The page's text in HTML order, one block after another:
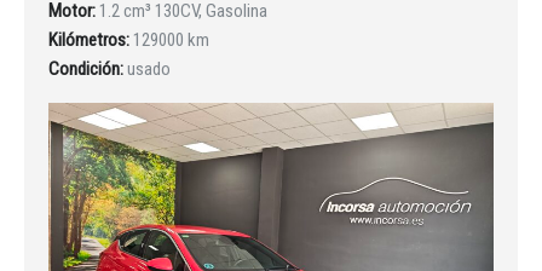
Iniciar sesión
Motor: 1.2 cm³ 130CV, Gasolina
Kilómetros: 129000 km
Condición:usado